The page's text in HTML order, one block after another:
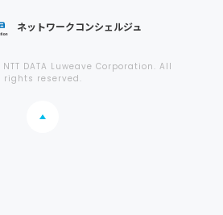
ネットワークコンシェルジュ
DATA Luweave Corporation. All
rights reserved.